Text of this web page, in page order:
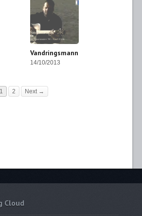
Vandringsmann
14/10/2013
1 2 Next →
Cloud